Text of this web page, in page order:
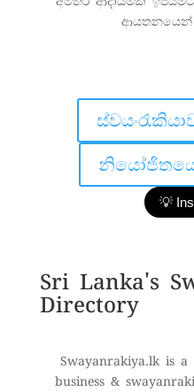
ආයතනයෙන්
💡
Sri Lanka's
Directory
Swayanrakiya.lk is a
business &